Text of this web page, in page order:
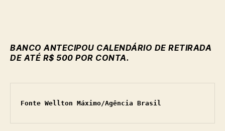
BANCO ANTECIPOU CALENDÁRIO DE RETIRADA
DE ATÉ R$ 500 POR CONTA.
Fonte Wellton Máximo/Agência Brasil